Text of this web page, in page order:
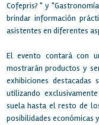
Cofepris? " y
brindar información
asistentes en diferentes
El evento contará con
mostrarán productos y
exhibiciones
utilizando
suela hasta el resto de
posibilidades económicas